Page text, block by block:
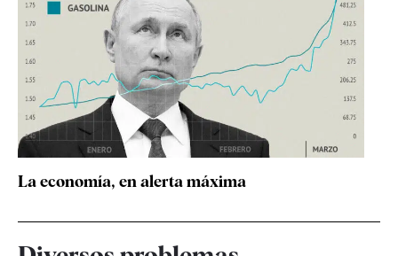
La economía, en alerta máxima